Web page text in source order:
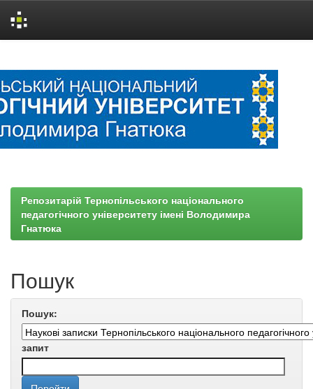
Репозитарій Тернопільського національного
педагогічного університету імені Володимира
Гнатюка
Пошук
Пошук:
запит